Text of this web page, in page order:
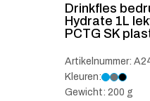
Drinkfles
Hydrate 1L
PCTG SK
Artikelnummer:
Kleuren:
Gewicht: 200 g